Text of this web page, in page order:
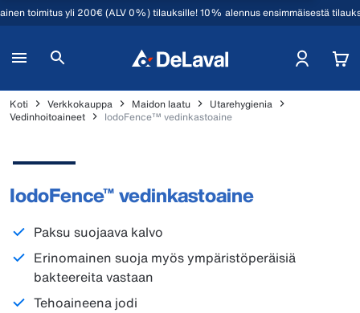
toimitus yli 200€ (ALV 0%) tilauksille! 10% alennus ensimmäisestä
Koti Verkkokauppa Maidon laatu
Utarehygienia
Vedinhoitoaineet
IodoFence™ vedinkastoaine
IodoFence™ vedinkastoaine
Paksu suojaava kalvo
Erinomainen suoja myös ympäristöperäisiä
bakteereita vastaan
Tehoaineena jodi